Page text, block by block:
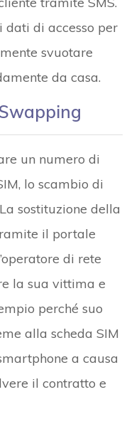
dati di accesso per
svuotare
da casa.
un numero di
lo scambio di
sostituzione della
il portale
di rete
la sua vittima e
perché suo
alla scheda SIM
a causa
il contratto e